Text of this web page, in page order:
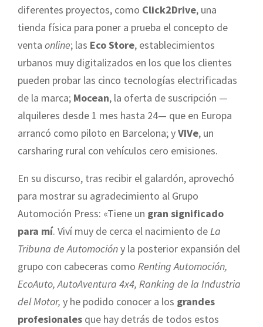
diferentes proyectos, como Click2Drive, una
tienda física para poner a prueba el concepto de
venta online; las Eco Store, establecimientos
urbanos muy digitalizados en los que los clientes
pueden probar las cinco tecnologías electrificadas
de la marca; Mocean, la oferta de suscripción —
alquileres desde 1 mes hasta 24— que en Europa
arrancó como piloto en Barcelona; yVIVe, un
carsharing rural con vehículos cero emisiones.
En su discurso, tras recibir el galardón, aprovechó
para mostrar su agradecimiento al Grupo
Automoción Press: «Tiene un gran significado
para mí. Viví muy de cerca el nacimiento deLa
Tribuna de Automocióny la posterior expansión del
grupo con cabeceras como Renting Automoción,
EcoAuto, AutoAventura 4x4, Ranking de la Industria
del Motor, y he podido conocer a los grandes
profesionales que hay detrás de todos estos